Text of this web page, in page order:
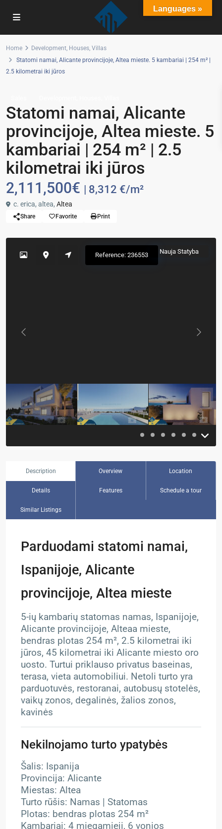
Home Development, Houses, Villas
Statomi namai, Alicante provincijoje, Altea mieste. 5 kambariai | 254 m² |
2.5 kilometrai iki jūros
Statomi namai, Alicante
provincijoje, Altea mieste. 5
kambariai | 254 m² | 2.5
kilometrai iki jūros
2,111,500€ | 8,312 €/m²
c. erica, altea, Altea
Share Favorite Print
Nauja Statyba
Reference: 236553
Previous
Description Overview Location
Details Features Schedule a tour
Similar Listings
Parduodami statomi namai,
Ispanijoje, Alicante
provincijoje, Altea mieste
5-ių kambarių statomas namas, Ispanijoje,
Alicante provincijoje, Alteaa mieste,
bendras plotas 254 m², 2.5 kilometrai iki
jūros, 45 kilometrai iki Alicante miesto oro
uosto. Turtui priklauso privatus baseinas,
terasa, vieta automobiliui. Netoli turto yra
parduotuvės, restoranai, autobusų stotelės,
vaikų zonos, degalinės, žalios zonos,
kavinės
Nekilnojamo turto ypatybės
Šalis: Ispanija
Provincija: Alicante
Miestas: Altea
Turto rūšis: Namas | Statomas
Plotas: bendras plotas 254 m²
Kambariai: 4 miegamieji, 6 vonios
Languages »